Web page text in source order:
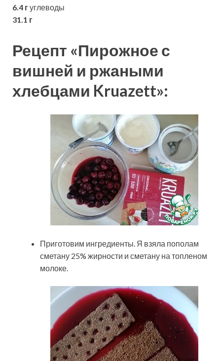
6.4 гуглеводы
31.1 г
Рецепт «Пирожное с
вишней и ржаными
хлебцами Kruazett»:
Приготовим ингредиенты. Я взяла пополам
сметану 25% жирности и сметану на топленом
молоке.